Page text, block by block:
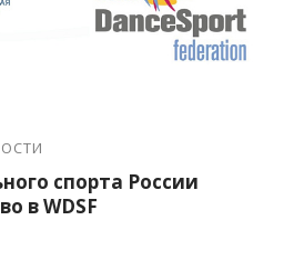
спорта России
в WDSF